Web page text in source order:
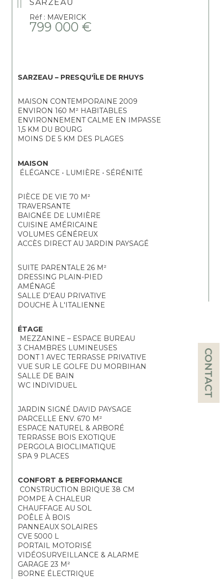
CONTACT
SARZEAU
Réf : MAVERICK
799 000 €
SARZEAU – PRESQU'ÎLE DE RHUYS
MAISON CONTEMPORAINE 2009
ENVIRON 160 M² HABITABLES
ENVIRONNEMENT CALME EN IMPASSE
1,5 KM DU BOURG
MOINS DE 5 KM DES PLAGES
MAISON
ÉLÉGANCE • LUMIÈRE • SÉRÉNITÉ
PIÈCE DE VIE 70 M²
TRAVERSANTE
BAIGNÉE DE LUMIÈRE
CUISINE AMÉRICAINE
VOLUMES GÉNÉREUX
ACCÈS DIRECT AU JARDIN PAYSAGÉ
SUITE PARENTALE 26 M²
DRESSING PLAIN-PIED
AMÉNAGÉ
SALLE D'EAU PRIVATIVE
DOUCHE À L'ITALIENNE
ÉTAGE
MEZZANINE – ESPACE BUREAU
3 CHAMBRES LUMINEUSES
DONT 1 AVEC TERRASSE PRIVATIVE
VUE SUR LE GOLFE DU MORBIHAN
SALLE DE BAIN
WC INDIVIDUEL
JARDIN SIGNÉ DAVID PAYSAGE
PARCELLE ENV. 670 M²
ESPACE NATUREL & ARBORÉ
TERRASSE BOIS EXOTIQUE
PERGOLA BIOCLIMATIQUE
SPA 9 PLACES
CONFORT & PERFORMANCE
CONSTRUCTION BRIQUE 38 CM
POMPE À CHALEUR
CHAUFFAGE AU SOL
POÊLE À BOIS
PANNEAUX SOLAIRES
CVE 5000 L
PORTAIL MOTORISÉ
VIDÉOSURVEILLANCE & ALARME
GARAGE 23 M²
BORNE ÉLECTRIQUE